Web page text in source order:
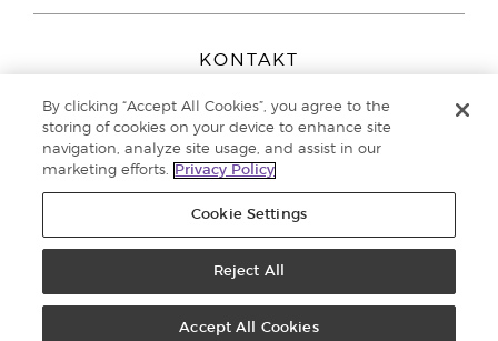
KONTAKT
Peizerweg 97
9727 AJ Groningen
Netherlands
Kundenservice:08000-825049
Datenschutzerklärung
By clicking “Accept All Cookies”, you agree to the
storing of cookies on your device to enhance site
navigation, analyze site usage, and assist in our
marketing efforts.
Privacy Policy
Cookie Settings
Reject All
Accept All Cookies